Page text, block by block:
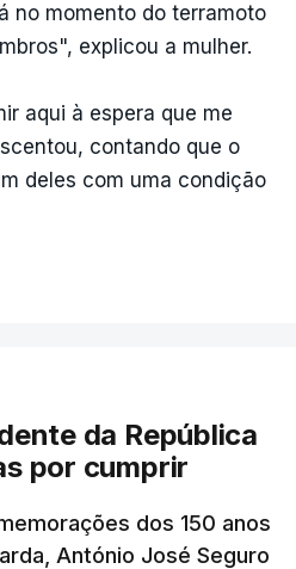
no momento do terramoto
explicou a mulher.
aqui à espera que me
contando que o
deles com uma condição
da República
por cumprir
dos 150 anos
António José Seguro